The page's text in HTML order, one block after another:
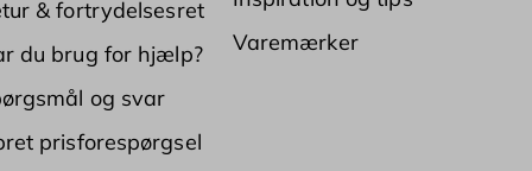
& fortrydelsesret
du brug for hjælp?
og svar
prisforespørgsel
Varemærker